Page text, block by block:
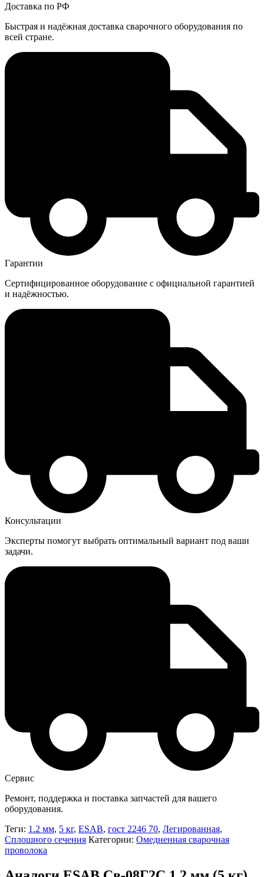
Доставка по РФ
Быстрая и надёжная доставка сварочного оборудования по
всей стране.
Гарантии
Сертифицированное оборудование с официальной гарантией
и надёжностью.
Консультации
Эксперты помогут выбрать оптимальный вариант под ваши
задачи.
Сервис
Ремонт, поддержка и поставка запчастей для вашего
оборудования.
Теги: 1.2 мм, 5 кг, ESAB, гост 2246 70, Легированная,
Сплошного сечения Категории: Омедненная сварочная
проволока